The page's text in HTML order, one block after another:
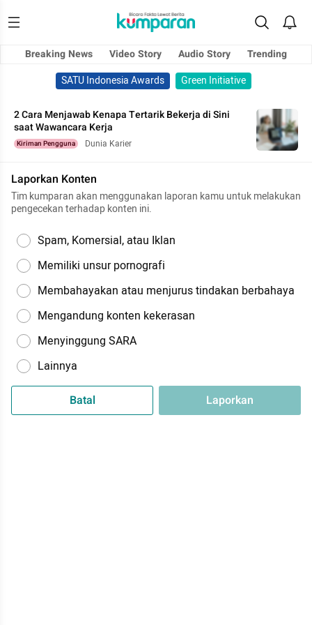
Breaking News Video Story Audio Story
Trending
SATU Indonesia Awards
Green Initiative
2 Cara Menjawab Kenapa Tertarik Bekerja di Sini
saat Wawancara Kerja
Kiriman Pengguna Dunia Karier
Laporkan Konten
Tim kumparan akan menggunakan laporan kamu untuk melakukan
pengecekan terhadap konten ini.
Spam, Komersial, atau Iklan
Memiliki unsur pornografi
Membahayakan atau menjurus tindakan berbahaya
Mengandung konten kekerasan
Menyinggung SARA
Lainnya
Batal Laporkan